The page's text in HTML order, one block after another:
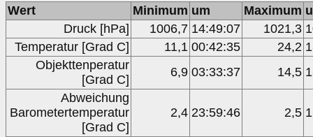
Wert Minimum um Maximum
Druck [hPa]
1006,7 14:49:07 1021,3
Temperatur [Grad C]
11,1 00:42:35 24,2
Objekttenperatur
[Grad C]
6,9 03:33:37 14,5
Abweichung
Barometertemperatur
[Grad C]
2,4 23:59:46 2,5